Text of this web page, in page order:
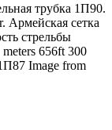
трубка 1П90.
Армейская сетка
стрельбы
656ft 300
Image from